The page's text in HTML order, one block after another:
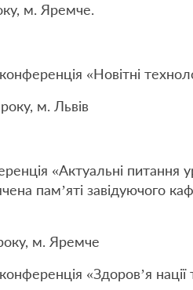
м. Яремче.
«Новітні
м. Львів
«Актуальні питання
памʼяті завідуючого
м. Яремче
«Здоров’я нації